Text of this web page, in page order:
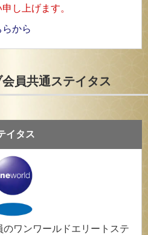
し上げます。
から
員共通ステイタス
イタス
ワンワールドエリートステ